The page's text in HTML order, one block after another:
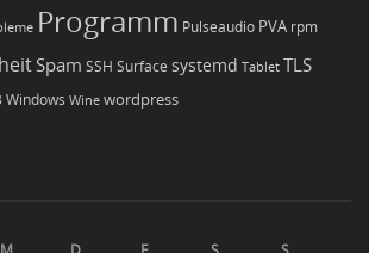
Programm Pulseaudio PVA rpm
Spam SSH Surface systemd Tablet TLS
Windows Wine wordpress